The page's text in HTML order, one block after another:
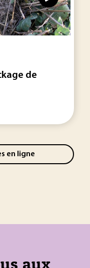
de
en ligne
aux